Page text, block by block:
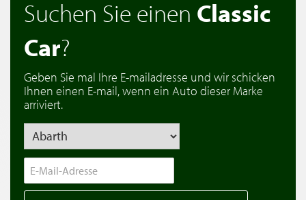
Suchen Sie einen Classic
Car?
Geben Sie mal Ihre E-mailadresse und wir schicken
Ihnen einen E-mail, wenn ein Auto dieser Marke
arriviert.